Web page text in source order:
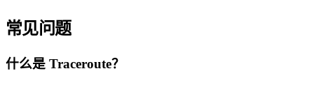
常见问题
什么是 Traceroute？